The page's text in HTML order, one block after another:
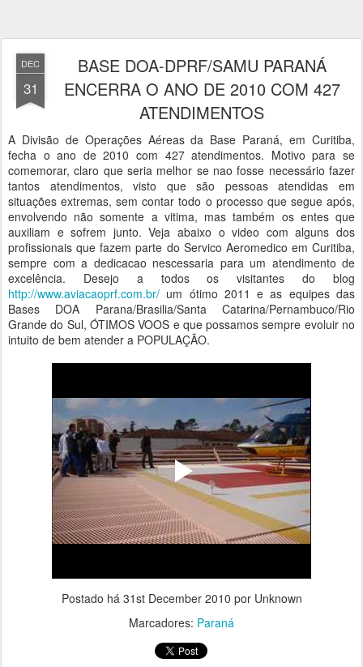
DEC
31
BASE DOA-DPRF/SAMU PARANÁ
ENCERRA O ANO DE 2010 COM 427
ATENDIMENTOS
A Divisão de Operações Aéreas da Base Paraná, em Curitiba,
fecha o ano de 2010 com 427 atendimentos. Motivo para se
comemorar, claro que seria melhor se nao fosse necessário fazer
tantos atendimentos, visto que são pessoas atendidas em
situações extremas, sem contar todo o processo que segue após,
envolvendo não somente a vitima, mas também os entes que
auxiliam e sofrem junto. Veja abaixo o video com alguns dos
profissionais que fazem parte do Servico Aeromedico em Curitiba,
sempre com a dedicacao nescessaria para um atendimento de
excelência. Desejo a todos os visitantes do blog
http://www.aviacaoprf.com.br/ um ótimo 2011 e as equipes das
Bases DOA Parana/Brasilia/Santa Catarina/Pernambuco/Rio
Grande do Sul, ÓTIMOS VOOS e que possamos sempre evoluir no
intuito de bem atender a POPULAÇÃO.
Postado há 31st December 2010 por Unknown
Marcadores: Paraná